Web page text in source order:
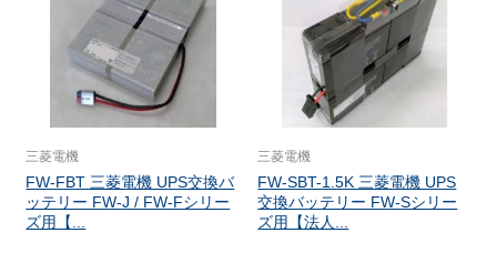
三菱電機
FW-FBT 三菱電機 UPS交換バ
ッテリー FW-J / FW-Fシリー
ズ用【...
三菱電機
FW-SBT-1.5K 三菱電機 UPS
交換バッテリー FW-Sシリー
ズ用【法人...